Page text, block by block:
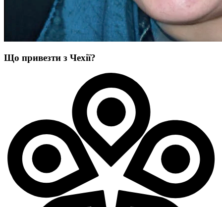
Що привезти з Чехії?